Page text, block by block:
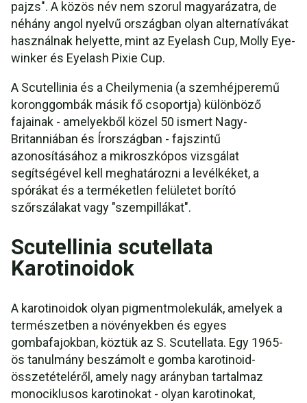
pajzs". A közös név nem szorul magyarázatra, de
néhány angol nyelvű országban olyan alternatívákat
használnak helyette, mint az Eyelash Cup, Molly Eye-
winker és Eyelash Pixie Cup.
A Scutellinia és a Cheilymenia (a szemhéjperemű
koronggombák másik fő csoportja) különböző
fajainak - amelyekből közel 50 ismert Nagy-
Britanniában és Írországban - fajszintű
azonosításához a mikroszkópos vizsgálat
segítségével kell meghatározni a levélkéket, a
spórákat és a terméketlen felületet borító
szőrszálakat vagy "szempillákat".
Scutellinia scutellata
Karotinoidok
A karotinoidok olyan pigmentmolekulák, amelyek a
természetben a növényekben és egyes
gombafajokban, köztük az S. Scutellata. Egy 1965-
ös tanulmány beszámolt e gomba karotinoid-
összetételéről, amely nagy arányban tartalmaz
monociklusos karotinokat - olyan karotinokat,